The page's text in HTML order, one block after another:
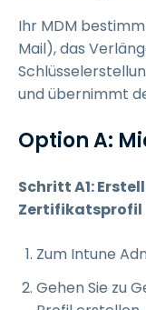
Ihr MDM
Mail), das
und übernimmt
Option A:
Schritt A1:
Zertifikatsprofil
Zum Intune
Gehen Sie zu